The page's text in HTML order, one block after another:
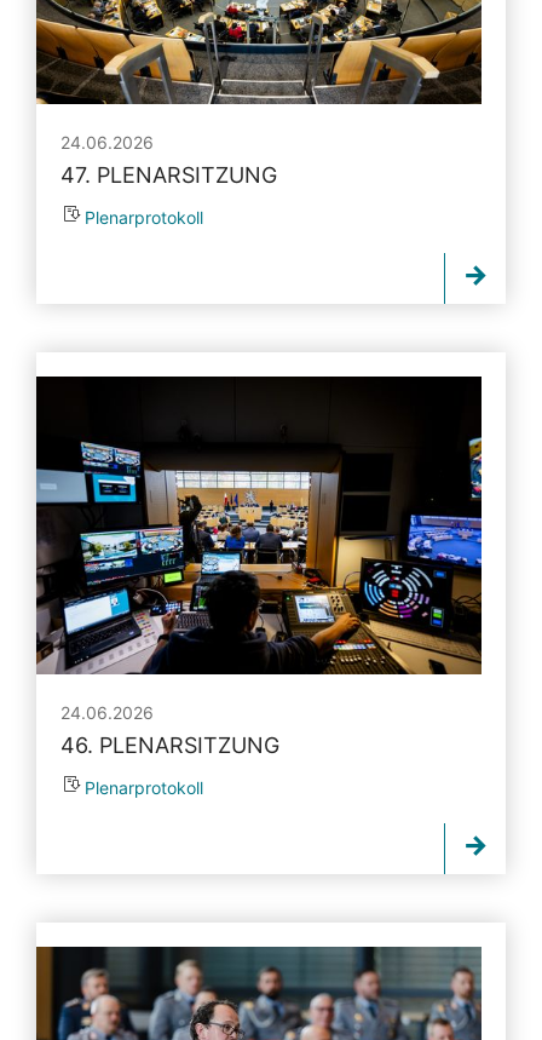
24.06.2026
47. PLENARSITZUNG
Plenarprotokoll
24.06.2026
46. PLENARSITZUNG
Plenarprotokoll